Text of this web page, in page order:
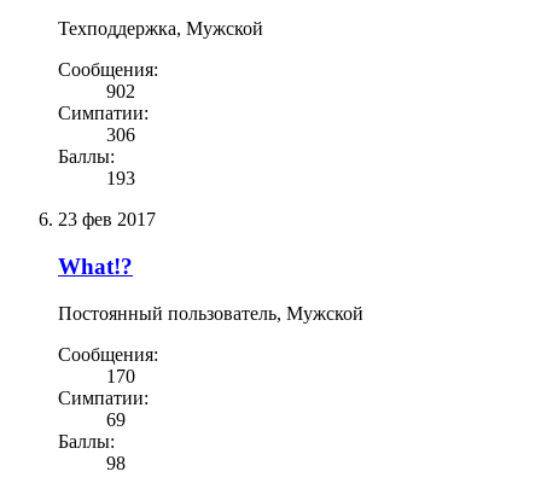
Техподдержка, Мужской
Сообщения:
902
Симпатии:
306
Баллы:
193
23 фев 2017
What!?
Постоянный пользователь, Мужской
Сообщения:
170
Симпатии:
69
Баллы:
98